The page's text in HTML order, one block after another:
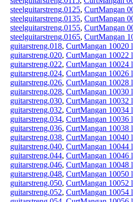
steelguitarstreng.0125, CurtMangan
steelguitarstreng.0135, CurtMangan
steelguitarstreng.0155, CurtMangan
steelguitarstreng.0165, CurtMangan
guitarstreng.018, CurtMangan 10020
guitarstreng.020, CurtMangan 10022
guitarstreng.022, CurtMangan 10024
guitarstreng.024, CurtMangan 10026
guitarstreng.026, CurtMangan 10028
guitarstreng.028, CurtMangan 10030
guitarstreng.030, CurtMangan 10032
guitarstreng.032, CurtMangan 10034
guitarstreng.034, CurtMangan 10036
guitarstreng.036, CurtMangan 10038
guitarstreng.038, CurtMangan 10040
guitarstreng.040, CurtMangan 10044
guitarstreng.044, CurtMangan 10046
guitarstreng.046, CurtMangan 10048
guitarstreng.048, CurtMangan 10050
guitarstreng.050, CurtMangan 10052
guitarstreng.052, CurtMangan 10054